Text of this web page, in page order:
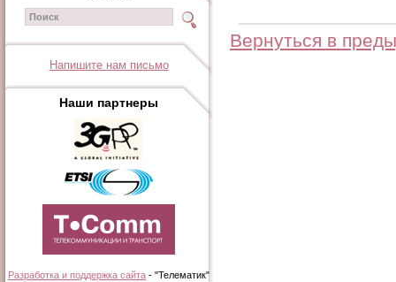
Напишите нам письмо
Наши партнеры
Разработка и поддержка сайта - "Телематик"
Вернуться в